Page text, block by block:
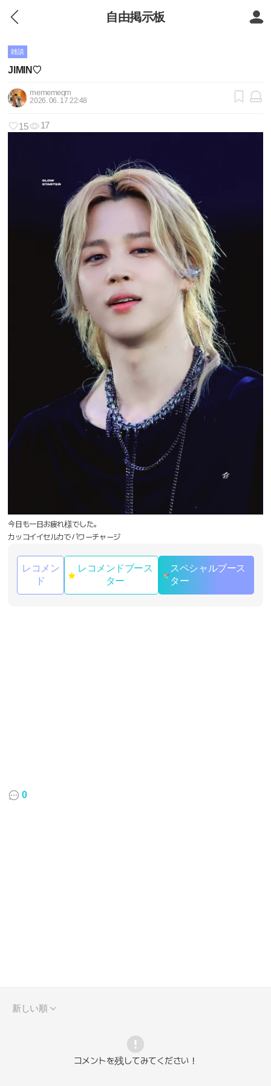
自由掲示板
雑談
JIMIN♡
mememegm
2026. 06. 17 22:48
15 17
今日も一日お疲れ様でした。
カッコイイセルカでパワーチャージ
レコメン
ド
レコメンドブース
ター
スペシャルブース
ター
0
新しい順
コメントを残してみてください！